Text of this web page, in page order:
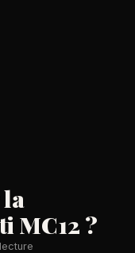
la
MC12 ?